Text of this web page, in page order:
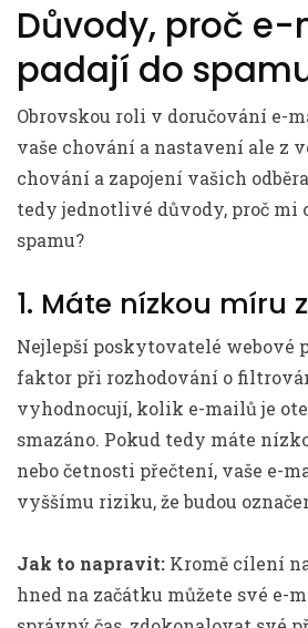
Důvody, proč
padají do
Obrovskou roli v doručování e-
vaše chování a nastavení ale z
chování a zapojení vašich
tedy jednotlivé důvody, proč mi
spamu?
1. Máte nízkou míru
Nejlepší poskytovatelé webové
faktor při rozhodování o
vyhodnocují, kolik e-mailů je
smazáno. Pokud tedy máte
nebo četnosti přečtení, vaše e-
vyššímu riziku, že budou
Jak to napravit: Kromě cílení
hned na začátku můžete své e-